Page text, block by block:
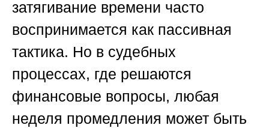
затягивание времени часто
воспринимается как пассивная
тактика. Но в судебных
процессах, где решаются
финансовые вопросы, любая
неделя промедления может быть